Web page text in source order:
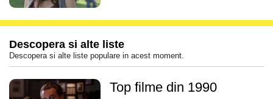
Descopera si alte liste
Descopera si alte liste populare in acest moment.
Top filme din 1990